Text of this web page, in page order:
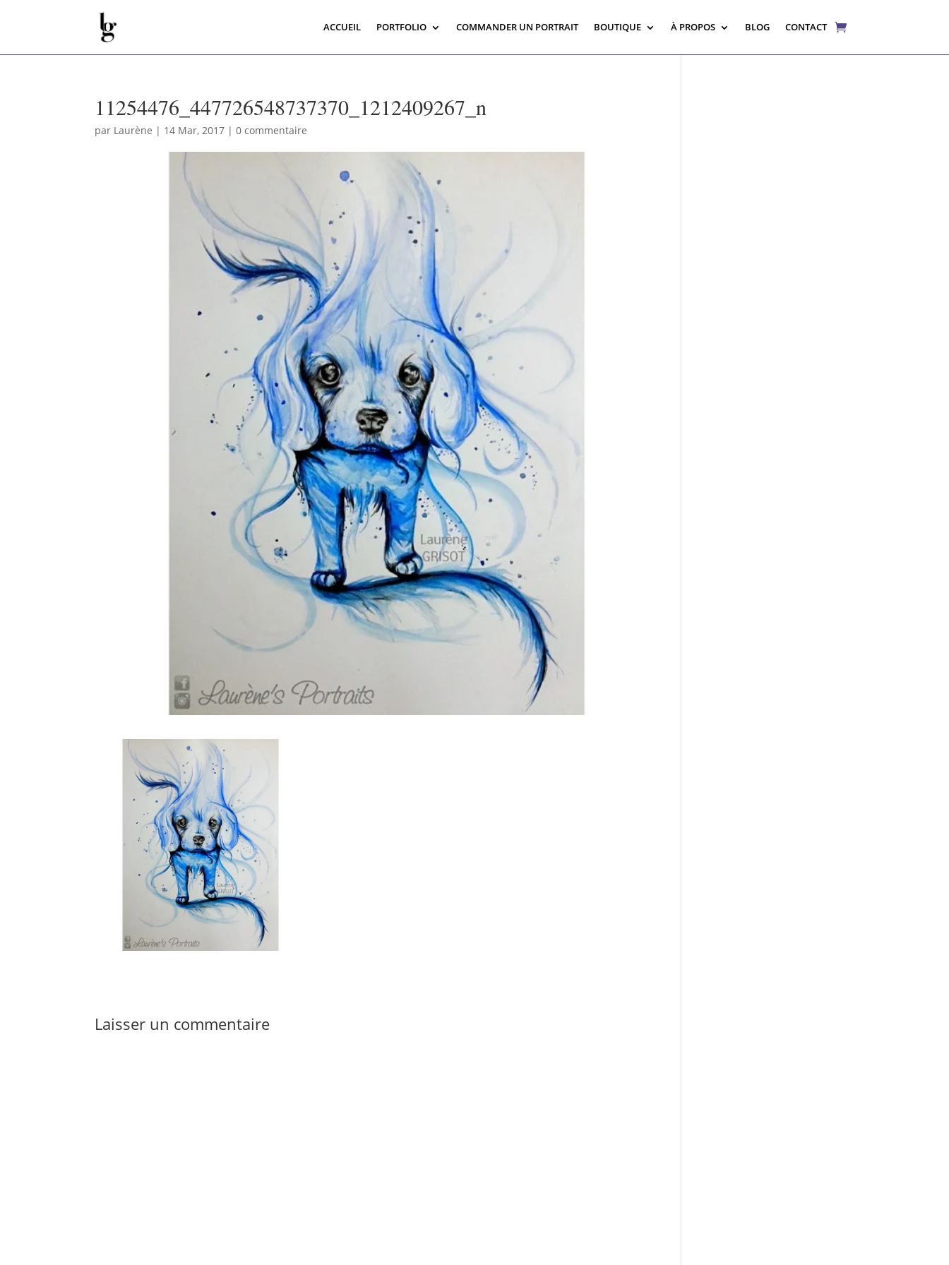
ACCUEIL PORTFOLIO COMMANDER UN PORTRAIT BOUTIQUE À PROPOS BLOG CONTACT
11254476_447726548737370_1212409267_n
par Laurène | 14 Mar, 2017 |0 commentaire
Laisser un commentaire